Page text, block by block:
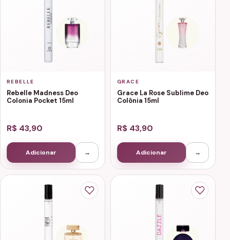
REBELLE
Rebelle Madness Deo
Colonia Pocket 15ml
R$ 43,90
Adicionar →
GRACE
Grace La Rose Sublime Deo
Colônia 15ml
R$ 43,90
Adicionar →